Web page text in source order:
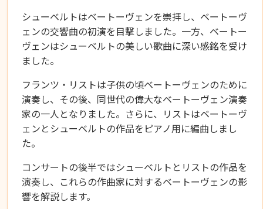
シューベルトはベートーヴェンを崇拝し、ベートーヴ
ェンの交響曲の初演を目撃しました。一方、ベートー
ヴェンはシューベルトの美しい歌曲に深い感銘を受け
ました。
フランツ・リストは子供の頃ベートーヴェンのために
演奏し、その後、同世代の偉大なベートーヴェン演奏
家の一人となりました。さらに、リストはベートーヴ
ェンとシューベルトの作品をピアノ用に編曲しまし
た。
コンサートの後半ではシューベルトとリストの作品を
演奏し、これらの作曲家に対するベートーヴェンの影
響を解説します。